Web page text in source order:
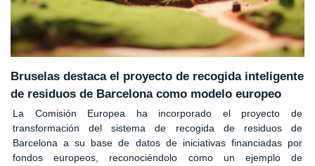
Bruselas destaca el proyecto de recogida inteligente
de residuos de Barcelona como modelo europeo
La Comisión Europea ha incorporado el proyecto de
transformación del sistema de recogida de residuos de
Barcelona a su base de datos de iniciativas financiadas por
fondos europeos, reconociéndolo como un ejemplo de